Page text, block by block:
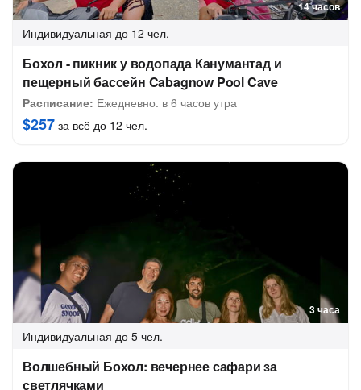
14 часов
Индивидуальная до 12 чел.
Бохол - пикник у водопада Канумантад и
пещерный бассейн Cabagnow Pool Cave
Расписание: Ежедневно. в 6 часов утра
$257 за всё до 12 чел.
3 часа
Индивидуальная до 5 чел.
Волшебный Бохол: вечернее сафари за
светлячками